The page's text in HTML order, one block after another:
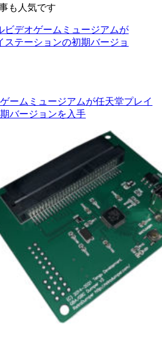
ームミュージアムが任天堂プレイ
バージョンを入手